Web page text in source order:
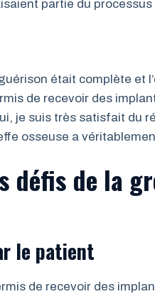
partie du
était complète et
de recevoir des
je suis très satisfait du
osseuse a
défis de la
le patient
de recevoir des